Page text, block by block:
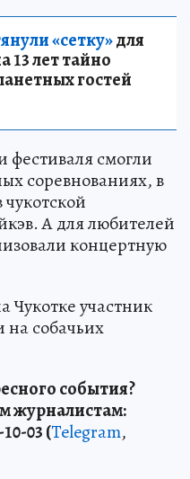
«сетку»для
13 лет тайно
гостей
смогли
соревнованиях, в
чукотской
А для любителей
концертную
Чукотке участник
на собачьих
события?
журналистам:
03 (Telegram,